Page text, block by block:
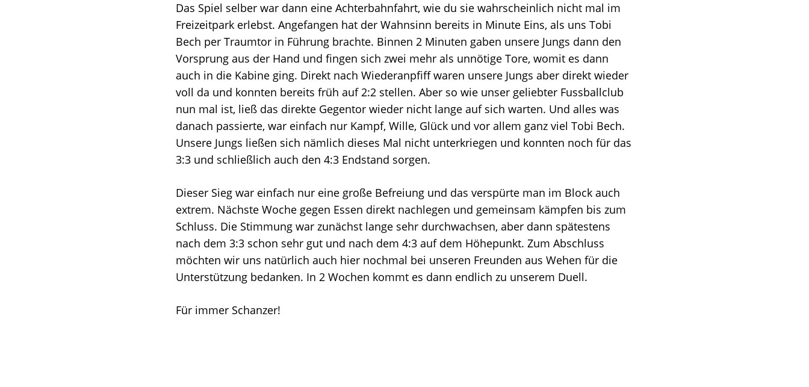
Das Spiel selber war dann eine Achterbahnfahrt, wie du sie wahrscheinlich nicht mal im
Freizeitpark erlebst. Angefangen hat der Wahnsinn bereits in Minute Eins, als uns Tobi
Bech per Traumtor in Führung brachte. Binnen 2 Minuten gaben unsere Jungs dann den
Vorsprung aus der Hand und fingen sich zwei mehr als unnötige Tore, womit es dann
auch in die Kabine ging. Direkt nach Wiederanpfiff waren unsere Jungs aber direkt wieder
voll da und konnten bereits früh auf 2:2 stellen. Aber so wie unser geliebter Fussballclub
nun mal ist, ließ das direkte Gegentor wieder nicht lange auf sich warten. Und alles was
danach passierte, war einfach nur Kampf, Wille, Glück und vor allem ganz viel Tobi Bech.
Unsere Jungs ließen sich nämlich dieses Mal nicht unterkriegen und konnten noch für das
3:3 und schließlich auch den 4:3 Endstand sorgen.
Dieser Sieg war einfach nur eine große Befreiung und das verspürte man im Block auch
extrem. Nächste Woche gegen Essen direkt nachlegen und gemeinsam kämpfen bis zum
Schluss. Die Stimmung war zunächst lange sehr durchwachsen, aber dann spätestens
nach dem 3:3 schon sehr gut und nach dem 4:3 auf dem Höhepunkt. Zum Abschluss
möchten wir uns natürlich auch hier nochmal bei unseren Freunden aus Wehen für die
Unterstützung bedanken. In 2 Wochen kommt es dann endlich zu unserem Duell.
Für immer Schanzer!